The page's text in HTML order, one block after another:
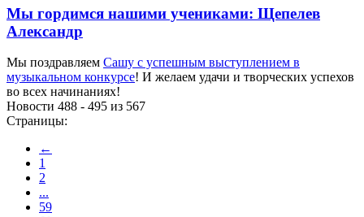
Мы гордимся нашими учениками: Щепелев
Александр
Мы поздравляем Сашу с успешным выступлением в
музыкальном конкурсе! И желаем удачи и творческих успехов
во всех начинаниях!
Новости 488 - 495 из 567
Страницы:
←
1
2
...
59